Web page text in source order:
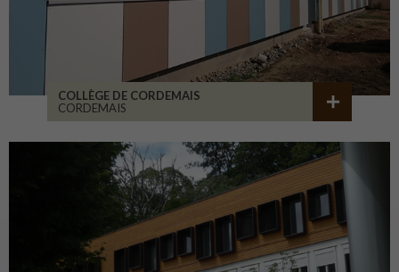
COLLÈGE DE CORDEMAIS
CORDEMAIS